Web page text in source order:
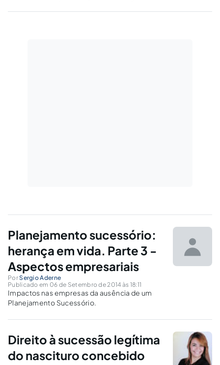
de sua realização na maioria dos casos.
Planejamento sucessório:
herança em vida. Parte 3 -
Aspectos empresariais
PorSergio Aderne
Publicado em 06 de Setembro de 2014 às 18:11
Impactos nas empresas da ausência de um
Planejamento Sucessório.
Direito à sucessão legítima
do nascituro concebido